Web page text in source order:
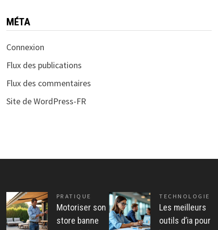
MÉTA
Connexion
Flux des publications
Flux des commentaires
Site de WordPress-FR
PRATIQUE
Motoriser son
store banne
TECHNOLOGIE
Les meilleurs
outils d’ia pour